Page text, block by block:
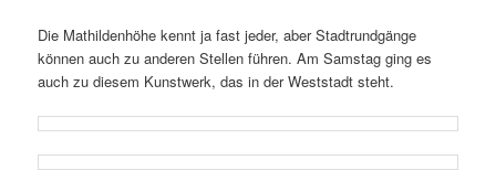
Die Mathildenhöhe kennt ja fast jeder, aber Stadtrundgänge
können auch zu anderen Stellen führen. Am Samstag ging es
auch zu diesem Kunstwerk, das in der Weststadt steht.